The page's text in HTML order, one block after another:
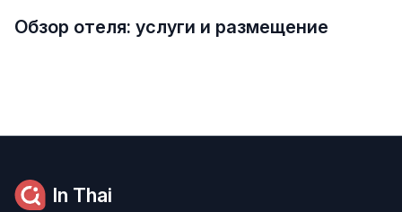
Обзор отеля: услуги и размещение
In Thai